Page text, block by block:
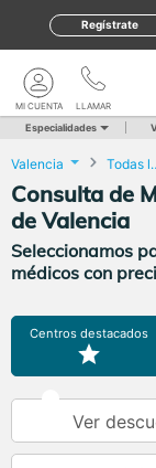
Regístrate
LLAMAR
MI CUENTA
Especialidades
Valencia Todas
Consulta de
de Valencia
Seleccionamos
médicos con
Centros destacados
Ver